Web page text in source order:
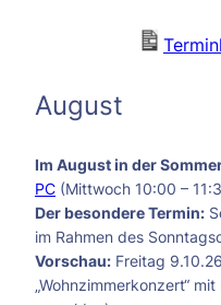
August
Im August in der
PC (Mittwoch 10:00 –
Der besondere Termin:
im Rahmen des
Vorschau: Freitag
„Wohnzimmerkonzert“